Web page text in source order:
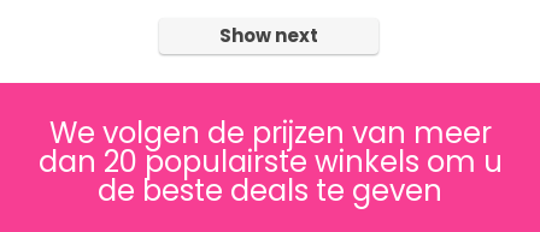
Show next
We volgen de prijzen van meer
dan 20 populairste winkels om u
de beste deals te geven